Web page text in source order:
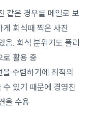
같은 경우를 메일로 보
게 회식때 찍은 사진
음. 회식분위기도 풀리
로 활용 중
수렴하기에 최적의
있기 때문에 경영진
을 수용